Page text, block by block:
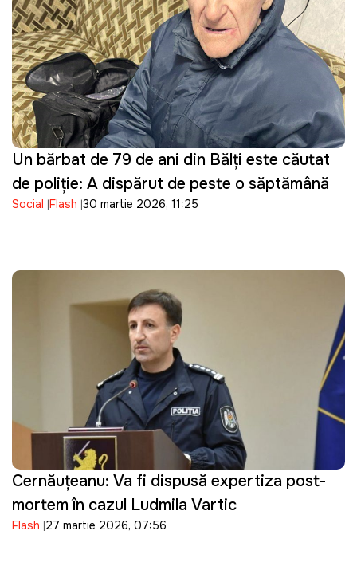
Un bărbat de 79 de ani din Bălți este căutat
de poliție: A dispărut de peste o săptămână
Social Flash 30 martie 2026, 11:25
Cernăuțeanu: Va fi dispusă expertiza post-
mortem în cazul Ludmila Vartic
Flash 27 martie 2026, 07:56